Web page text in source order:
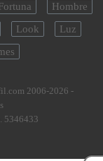
Hombre
Look
Luz
2006-2026 -
5346433